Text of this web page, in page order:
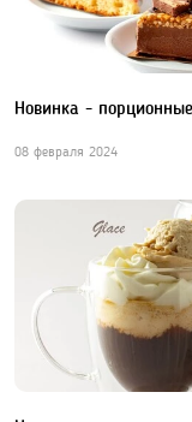
Новинка -
08 февраля 2024